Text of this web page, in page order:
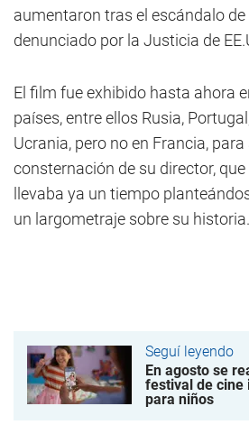
aumentaron tras el escándalo
denunciado por la Justicia de
El film fue exhibido hasta ahora
países, entre ellos Rusia,
Ucrania, pero no en Francia,
consternación de su director, que
llevaba ya un tiempo
un largometraje sobre su historia.
Seguí leyendo
En agosto se
festival de cine
para niños